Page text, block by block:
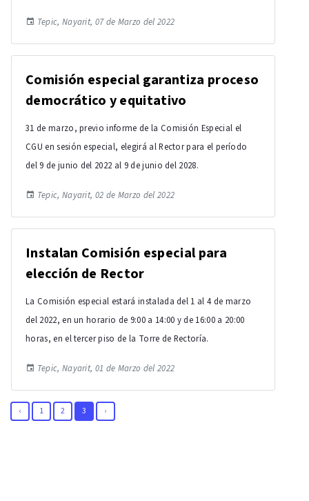
Tepic, Nayarit, 07 de Marzo del 2022
Comisión especial garantiza proceso
democrático y equitativo
31 de marzo, previo informe de la Comisión Especial el
CGU en sesión especial, elegirá al Rector para el período
del 9 de junio del 2022 al 9 de junio del 2028.
Tepic, Nayarit, 02 de Marzo del 2022
Instalan Comisión especial para
elección de Rector
La Comisión especial estará instalada del 1 al 4 de marzo
del 2022, en un horario de 9:00 a 14:00 y de 16:00 a 20:00
horas, en el tercer piso de la Torre de Rectoría.
Tepic, Nayarit, 01 de Marzo del 2022
‹ 1 2 3 ›